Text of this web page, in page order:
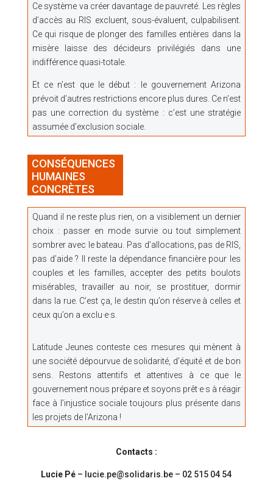
Ce système va créer davantage de pauvreté. Les règles
d’accès au RIS excluent, sous-évaluent, culpabilisent.
Ce qui risque de plonger des familles entières dans la
misère laisse des décideurs privilégiés dans une
indifférence quasi-totale.
Et ce n’est que le début : le gouvernement Arizona
prévoit d’autres restrictions encore plus dures. Ce n’est
pas une correction du système : c’est une stratégie
assumée d’exclusion sociale.
CONSÉQUENCES
HUMAINES
CONCRÈTES
Quand il ne reste plus rien, on a visiblement un dernier
choix : passer en mode survie ou tout simplement
sombrer avec le bateau. Pas d’allocations, pas de RIS,
pas d’aide ? Il reste la dépendance financière pour les
couples et les familles, accepter des petits boulots
misérables, travailler au noir, se prostituer, dormir
dans la rue. C’est ça, le destin qu’on réserve à celles et
ceux qu’on a exclu·e·s.
Latitude Jeunes conteste ces mesures qui mènent à
une société dépourvue de solidarité, d’équité et de bon
sens. Restons attentifs et attentives à ce que le
gouvernement nous prépare et soyons prêt·e·s à réagir
face à l’injustice sociale toujours plus présente dans
les projets de l’Arizona !
Contacts :
Lucie Pé – lucie.pe@solidaris.be – 02 515 04 54